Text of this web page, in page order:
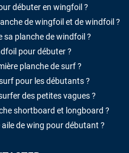
débuter en wingfoil ?
de wingfoil et de windfoil ?
sa planche de windfoil ?
pour débuter ?
planche de surf ?
pour les débutants ?
des petites vagues ?
shortboard et longboard ?
de wing pour débutant ?